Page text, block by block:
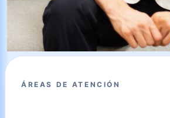
ÁREAS DE ATENCIÓN